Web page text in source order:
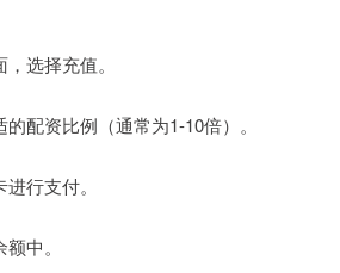
选择充值。
配资比例（通常为1-10倍）。
行支付。
中。